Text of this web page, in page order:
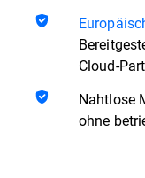
Cloud-
Nahtlose
ohne